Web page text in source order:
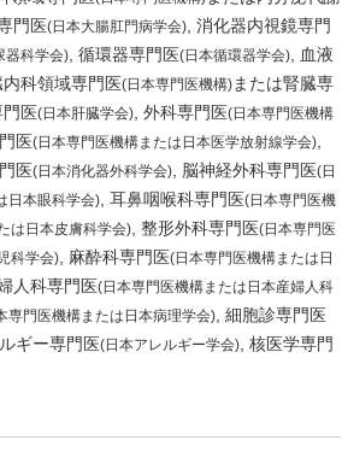
門医(日本大腸肛門病学会) 消化器内視鏡専門
器科学会) 循環器専門医(日本循環器学会)
血液
内科領域専門医(日本専門医機構)または腎臓専
門医(日本肝臓学会) 外科専門医(日本専門医機構
医(日本専門医機構または日本医学放射線学会)
医(日本消化器外科学会) 脳神経外科専門医(日
日本眼科学会) 耳鼻咽喉科専門医(日本専門医機
は日本皮膚科学会) 整形外科専門医(日本専門医
科学会) 麻酔科専門医(日本専門医機構または日
人科専門医(日本専門医機構または日本産婦人科
専門医機構または日本病理学会) 細胞診専門医
ギー専門医(日本アレルギー学会) 核医学専門